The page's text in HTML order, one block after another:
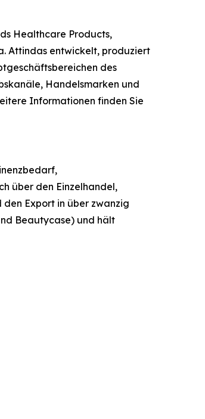
Healthcare Products,
Attindas entwickelt, produziert
des
Handelsmarken und
Informationen finden Sie
über den Einzelhandel,
Export in über zwanzig
Beautycase) und hält